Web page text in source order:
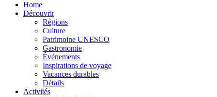
Home
Découvrir
Régions
Culture
Patrimoine UNESCO
Gastronomie
Événements
Inspirations de voyage
Vacances durables
Détails
Activités